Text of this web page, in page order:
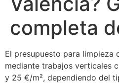
completa
El presupuesto para limpieza
mediante trabajos verticales
y 25 €/m², dependiendo del